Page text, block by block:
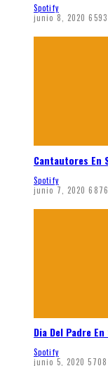
Spotify
junio 8, 2020 6593
Cantautores En
Spotify
junio 7, 2020 6876
Dia Del Padre
Spotify
junio 5, 2020 5708